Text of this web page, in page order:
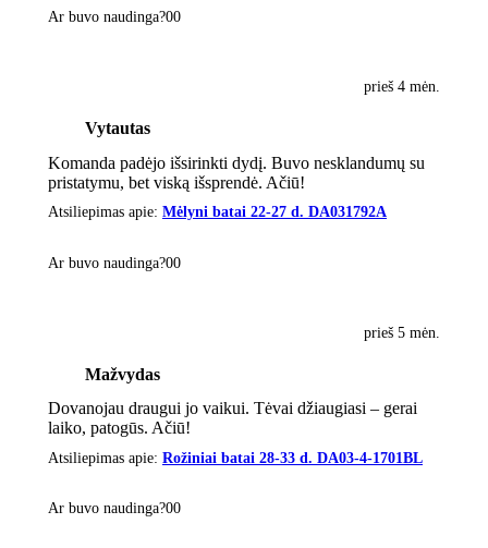
Ar buvo naudinga?00
prieš 4 mėn.
Vytautas
Komanda padėjo išsirinkti dydį. Buvo nesklandumų su
pristatymu, bet viską išsprendė. Ačiū!
Atsiliepimas apie: Mėlyni batai 22-27 d. DA031792A
Ar buvo naudinga?00
prieš 5 mėn.
Mažvydas
Dovanojau draugui jo vaikui. Tėvai džiaugiasi – gerai
laiko, patogūs. Ačiū!
Atsiliepimas apie: Rožiniai batai 28-33 d. DA03-4-1701BL
Ar buvo naudinga?00